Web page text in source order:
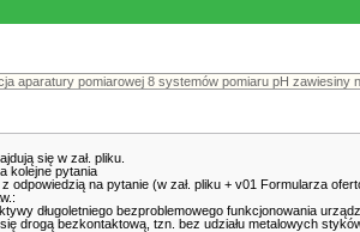
się w zał. pliku.
kolejne pytania
odpowiedzią na pytanie (w zał. pliku + v01 Formularza
długoletniego bezproblemowego funkcjonowania
drogą bezkontaktową, tzn. bez udziału metalowych